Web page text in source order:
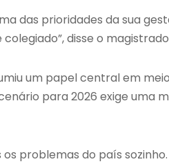
das prioridades da sua
disse o
um papel central em
para 2026 exige uma
problemas do país sozinho.